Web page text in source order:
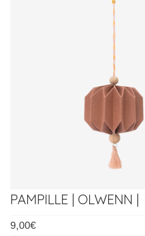
PAMPILLE | OLWENN |
9,00€